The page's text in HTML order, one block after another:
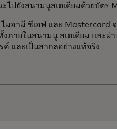
ไปยังสนามนูสเตเดียมด้วยบัตร
ไมอามี ซีเอฟ และ
งภายในสนามนู สเตเดียม และ
ค์ และเป็นสากลอย่างแท้จริง